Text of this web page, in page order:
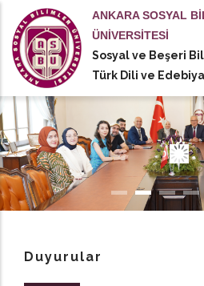
içeriğe
atla
ANKARA SOSYAL
ÜNİVERSİTESİ
Sosyal ve Beşeri
Türk Dili ve
actions
Duyurular